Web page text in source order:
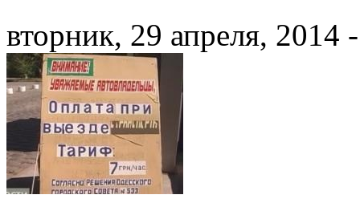
вторник, 29 апреля, 2014